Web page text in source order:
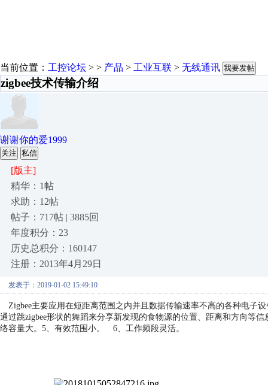
当前位置： 工控论坛 > > 产品 > 工业互联 > 无线通讯 我要发帖
zigbee技术传输介绍
谢谢你的爱1999
关注 私信
[版主]
精华：1帖
求助：12帖
帖子：717帖 | 3885回
年度积分：23
历史总积分：160147
注册：2013年4月29日
发表于：2019-01-02 15:49:10
Zigbee主要应用在短距离范围之内并且数据传输速率不高的各种电子
通过跳zigbee形状的舞蹈来分享新发现的食物源的位置、距离和方向等信
络容量大。 5、有效范围小。 6、工作频段灵活。